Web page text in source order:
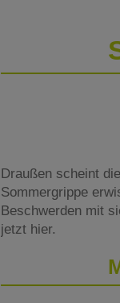
Draußen scheint
Sommergrippe
Beschwerden mit
jetzt hier.